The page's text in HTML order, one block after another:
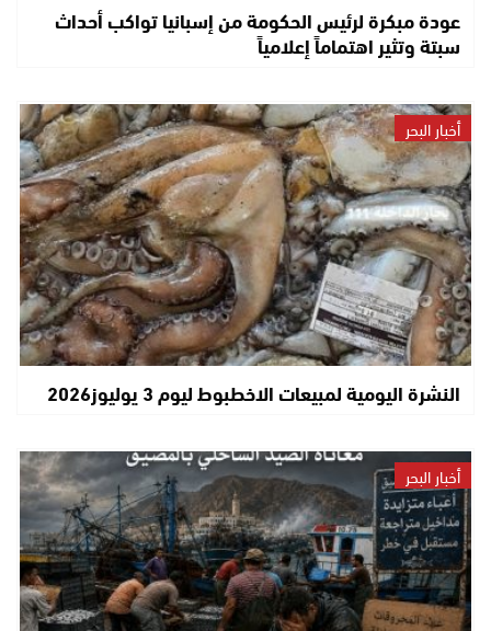
عودة مبكرة لرئيس الحكومة من إسبانيا تواكب أحداث
سبتة وتثير اهتماماً إعلامياً
أخبار البحر
النشرة اليومية لمبيعات الاخطبوط ليوم 3 يوليوز2026
أخبار البحر